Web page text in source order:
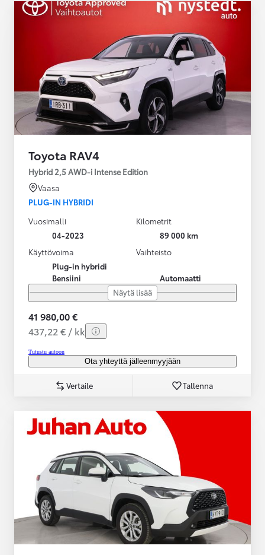
Toyota RAV4
Hybrid 2,5 AWD-i Intense Edition
Vaasa
PLUG-IN HYBRIDI
Vuosimalli
04-2023
Kilometrit
89 000 km
Käyttövoima
Plug-in hybridi
Bensiini
Vaihteisto
Automaatti
Näytä lisää
41 980,00 €
437,22 € / kk
Tutustu autoon
Ota yhteyttä jälleenmyyjään
Vertaile Tallenna